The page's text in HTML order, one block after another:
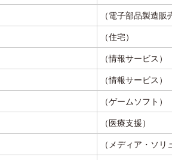
（電子部品製造販
（住宅）
（情報サービス）
（情報サービス）
（ゲームソフト）
（医療支援）
（メディア・ソ